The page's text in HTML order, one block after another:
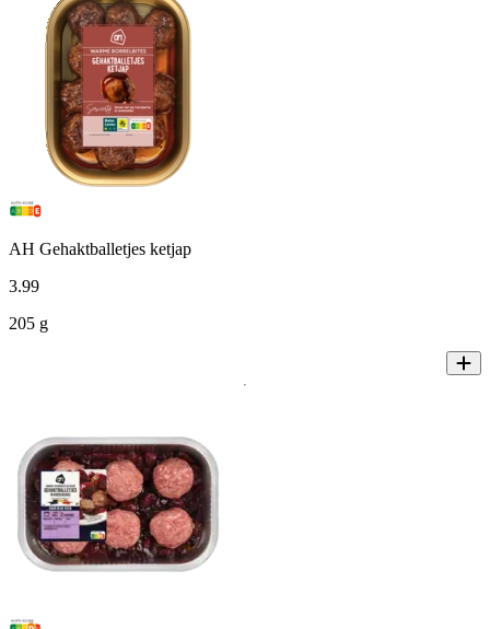
AH Gehaktballetjes ketjap
3.99
205 g